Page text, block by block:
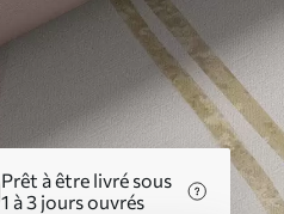
Prêt à être livré sous
1 à 3 jours ouvrés